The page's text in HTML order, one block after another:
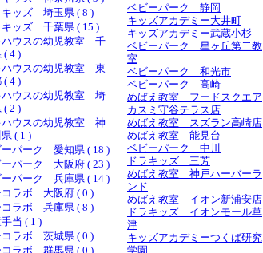
キッズ 埼玉県 ( 8 )
キッズ 千葉県 ( 15 )
ハウスの幼児教室 千
( 4 )
ハウスの幼児教室 東
( 4 )
ハウスの幼児教室 埼
( 2 )
ハウスの幼児教室 神
( 1 )
ーパーク 愛知県 ( 18 )
ーパーク 大阪府 ( 23 )
ーパーク 兵庫県 ( 14 )
コラボ 大阪府 ( 0 )
コラボ 兵庫県 ( 8 )
当 ( 1 )
コラボ 茨城県 ( 0 )
コラボ 群馬県 ( 0 )
ベビーパーク 静岡
キッズアカデミー大井町
キッズアカデミー武蔵小杉
ベビーパーク 星ヶ丘第二教
室
ベビーパーク 和光市
ベビーパーク 高崎
めばえ教室 フードスクエア
カスミ守谷テラス店
めばえ教室 スズラン高崎店
めばえ教室 能見台
ベビーパーク 中川
ドラキッズ 三芳
めばえ教室 神戸ハーバーラ
ンド
めばえ教室 イオン新浦安店
ドラキッズ イオンモール草
津
キッズアカデミーつくば研究
学園